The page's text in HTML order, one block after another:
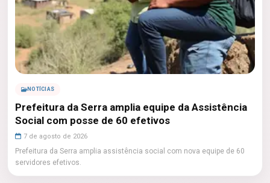
NOTÍCIAS
Prefeitura da Serra amplia equipe da Assistência
Social com posse de 60 efetivos
7 de agosto de 2026
Prefeitura da Serra amplia assistência social com nova equipe de 60
servidores efetivos.